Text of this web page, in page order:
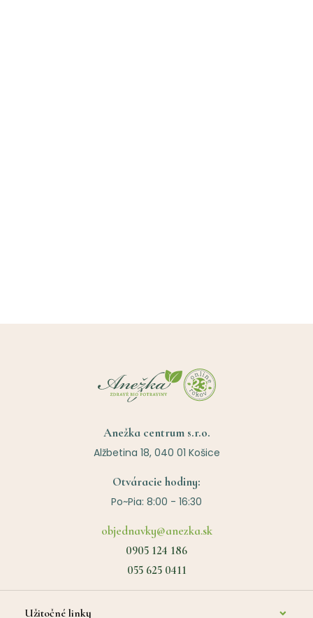
Anežka centrum s.r.o.
Alžbetina 18, 040 01 Košice
Otváracie hodiny:
Po~Pia: 8:00 - 16:30
objednavky@anezka.sk
0905 124 186
055 625 0411
Užitočné linky